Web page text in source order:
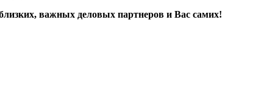
важных деловых партнеров и Вас самих!